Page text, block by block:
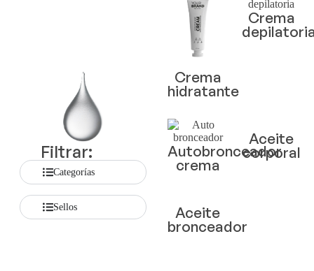
Filtrar:
Categorías
Sellos
Crema
hidratante
Crema
Autobronceador
crema
Aceite
corporal
Aceite
bronceador